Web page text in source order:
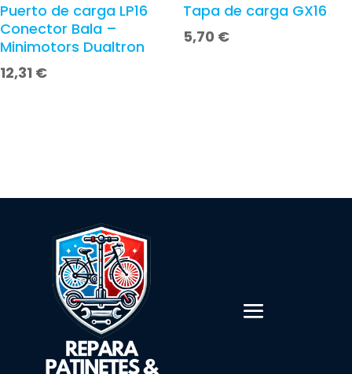
Puerto de carga LP16
Conector Bala –
Minimotors Dualtron
12,31 €
Tapa de carga GX16
5,70 €